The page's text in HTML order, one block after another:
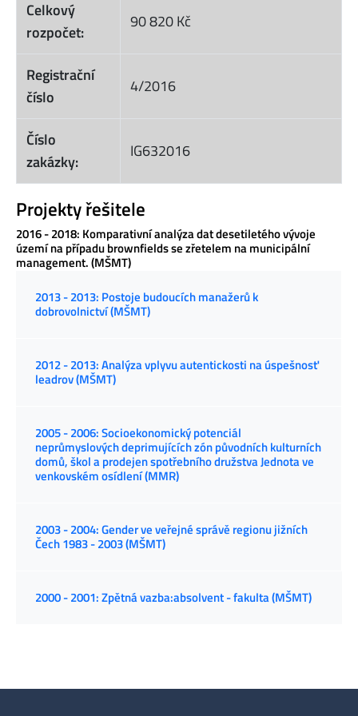
Celkový
rozpočet:
90 820 Kč
Registrační
číslo
4/2016
Číslo
zakázky:
IG632016
Projekty řešitele
2016 - 2018: Komparativní analýza dat desetiletého vývoje
území na případu brownfields se zřetelem na municipální
management. (MŠMT)
2013 - 2013: Postoje budoucích manažerů k
dobrovolnictví (MŠMT)
2012 - 2013: Analýza vplyvu autentickosti na úspešnosť
leadrov (MŠMT)
2005 - 2006: Socioekonomický potenciál
neprůmyslových deprimujících zón původních kulturních
domů, škol a prodejen spotřebního družstva Jednota ve
venkovském osídlení (MMR)
2003 - 2004: Gender ve veřejné správě regionu jižních
Čech 1983 - 2003 (MŠMT)
2000 - 2001: Zpětná vazba:absolvent - fakulta (MŠMT)